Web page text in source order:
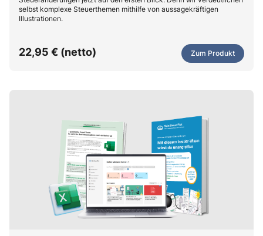
selbst komplexe Steuerthemen mithilfe von aussagekräftigen
Illustrationen.
22,95 € (netto) Zum Produkt